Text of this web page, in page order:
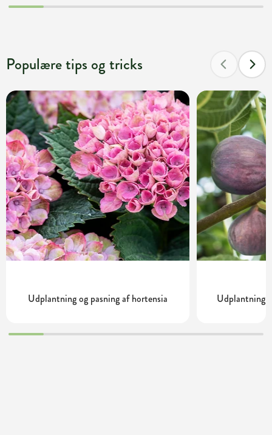
Populære tips og tricks
Udplantning og pasning af hortensia Udplantning